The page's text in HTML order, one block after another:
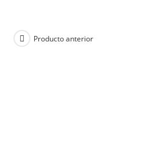
Producto anterior